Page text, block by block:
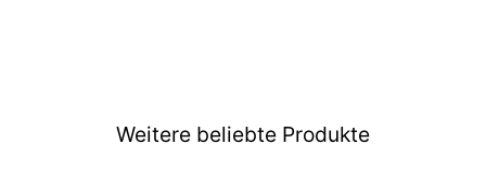
Weitere beliebte Produkte